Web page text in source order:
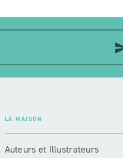
LA MAISON
Auteurs et Illustrateurs